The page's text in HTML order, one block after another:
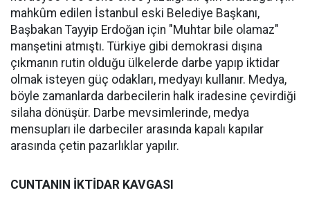
mahkûm edilen İstanbul eski Belediye Başkanı,
Başbakan Tayyip Erdoğan için "Muhtar bile olamaz"
manşetini atmıştı. Türkiye gibi demokrasi dışına
çıkmanın rutin olduğu ülkelerde darbe yapıp iktidar
olmak isteyen güç odakları, medyayı kullanır. Medya,
böyle zamanlarda darbecilerin halk iradesine çevirdiği
silaha dönüşür. Darbe mevsimlerinde, medya
mensupları ile darbeciler arasında kapalı kapılar
arasında çetin pazarlıklar yapılır.
CUNTANIN İKTİDAR KAVGASI